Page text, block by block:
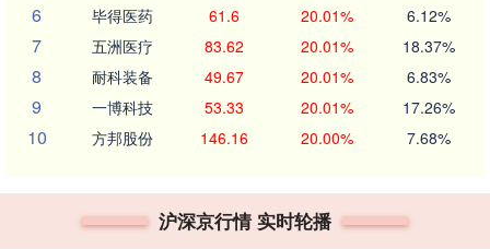
6 毕得医药 61.6 20.01% 6.12%
7 五洲医疗 83.62 20.01% 18.37%
8 耐科装备 49.67 20.01% 6.83%
9 一博科技 53.33 20.01% 17.26%
10 方邦股份 146.16 20.00% 7.68%
沪深京行情 实时轮播